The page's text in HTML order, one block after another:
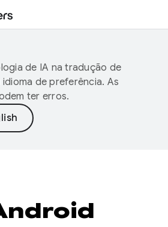
de IA na tradução de
de preferência. As
ter erros.